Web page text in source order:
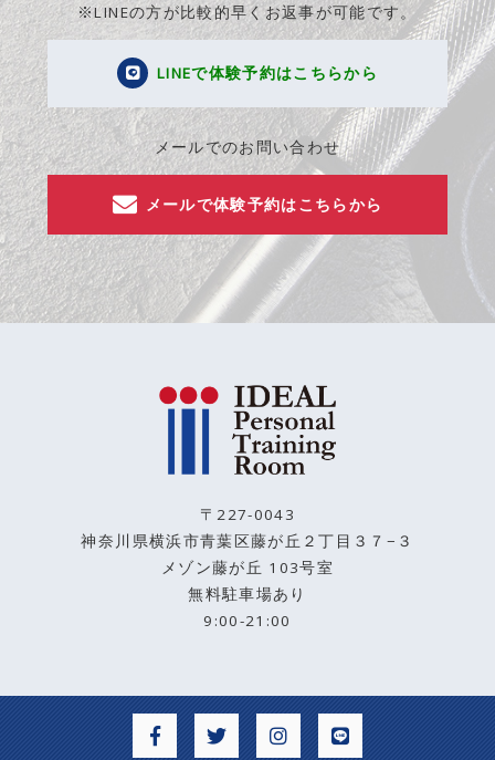
※LINEの方が比較的早くお返事が可能です。
LINEで体験予約はこちらから
メールでのお問い合わせ
メールで体験予約はこちらから
〒227-0043
神奈川県横浜市青葉区藤が丘２丁目３７−３
メゾン藤が丘 103号室
無料駐車場あり
9:00-21:00